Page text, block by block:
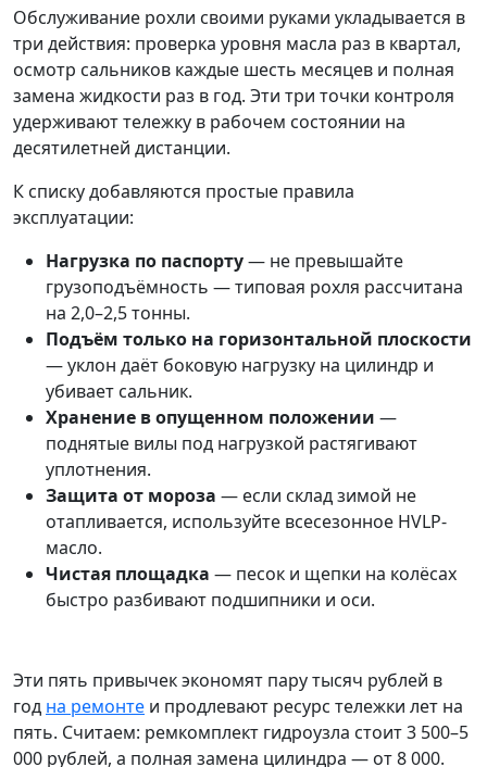
Обслуживание рохли своими руками укладывается в
три действия: проверка уровня масла раз в квартал,
осмотр сальников каждые шесть месяцев и полная
замена жидкости раз в год. Эти три точки контроля
удерживают тележку в рабочем состоянии на
десятилетней дистанции.
К списку добавляются простые правила
эксплуатации:
Нагрузка по паспорту— не превышайте
грузоподъёмность — типовая рохля рассчитана
на 2,0–2,5 тонны.
Подъём только на горизонтальной плоскости
— уклон даёт боковую нагрузку на цилиндр и
убивает сальник.
Хранение в опущенном положении —
поднятые вилы под нагрузкой растягивают
уплотнения.
Защита от мороза — если склад зимой не
отапливается, используйте всесезонное HVLP-
масло.
Чистая площадка — песок и щепки на колёсах
быстро разбивают подшипники и оси.
Эти пять привычек экономят пару тысяч рублей в
год на ремонте и продлевают ресурс тележки лет на
пять. Считаем: ремкомплект гидроузла стоит 3 500–5
000 рублей, а полная замена цилиндра — от 8 000.